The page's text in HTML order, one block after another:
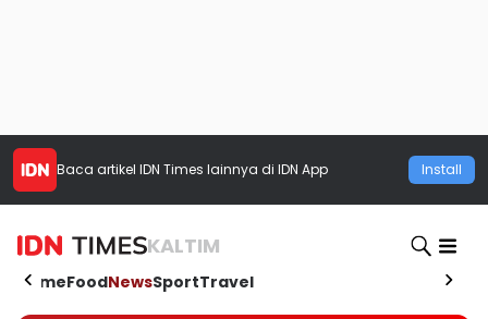
Baca artikel IDN Times lainnya di IDN App Install
KALTIM
HomeFoodNewsSportTravel